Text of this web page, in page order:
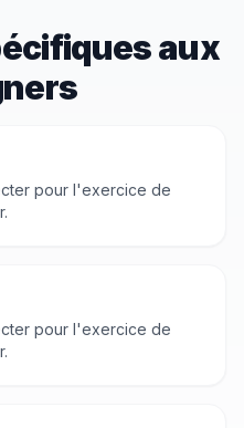
aux
s
pour l'exercice de
.
pour l'exercice de
.